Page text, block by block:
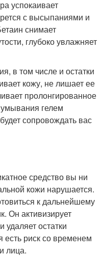
успокаивает
с высыпаниями и
снимает
глубоко увлажняет
в том числе и остатки
кожу, не лишает ее
пролонгированное
гелем
сопровождать вас
средство вы ни
кожи нарушается.
к дальнейшему
Он активизирует
остатки
есть риск со временем
лица.